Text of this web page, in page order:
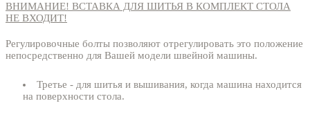
ВНИМАНИЕ! ВСТАВКА ДЛЯ ШИТЬЯ В КОМПЛЕКТ СТОЛА
НЕ ВХОДИТ!
Регулировочные болты позволяют отрегулировать это положение
непосредственно для Вашей модели швейной машины.
Третье - для шитья и вышивания, когда машина находится
на поверхности стола.